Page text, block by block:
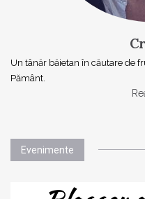
Un tânăr băietan în căutare de
Pământ.
Evenimente